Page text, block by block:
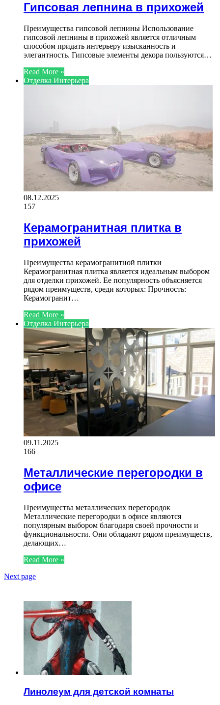
Гипсовая лепнина в прихожей
Преимущества гипсовой лепнины Использование
гипсовой лепнины в прихожей является отличным
способом придать интерьеру изысканность и
элегантность. Гипсовые элементы декора пользуются…
Read More »
Отделка Интерьера
08.12.2025
157
Керамогранитная плитка в
прихожей
Преимущества керамогранитной плитки
Керамогранитная плитка является идеальным выбором
для отделки прихожей. Ее популярность объясняется
рядом преимуществ, среди которых: Прочность:
Керамогранит…
Read More »
Отделка Интерьера
09.11.2025
166
Металлические перегородки в
офисе
Преимущества металлических перегородок
Металлические перегородки в офисе являются
популярным выбором благодаря своей прочности и
функциональности. Они обладают рядом преимуществ,
делающих…
Read More »
Next page
Линолеум для детской комнаты